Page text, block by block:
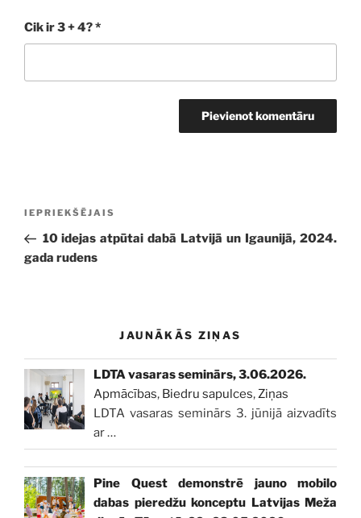
Cik ir 3 + 4?*
Iepriekšējā
ziņa:
IEPRIEKŠĒJAIS
10 idejas atpūtai dabā Latvijā un Igaunijā, 2024.
gada rudens
JAUNĀKĀS ZIŅAS
LDTA vasaras seminārs, 3.06.2026.
Apmācības, Biedru sapulces,Ziņas
LDTA vasaras seminārs 3. jūnijā aizvadīts
ar…
Pine Quest demonstrē jauno mobilo
dabas pieredžu konceptu Latvijas Meža